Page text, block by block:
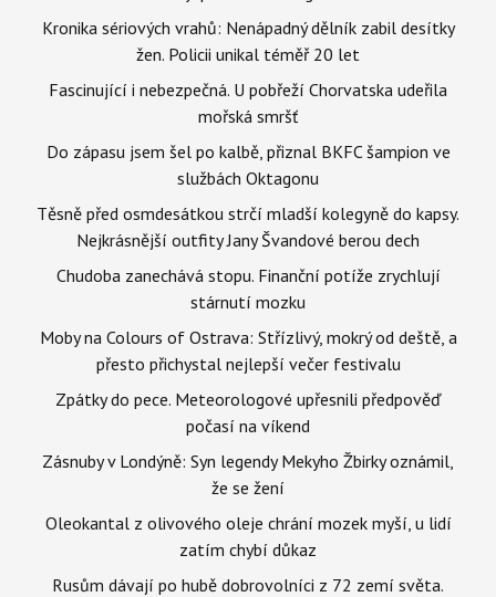
Kronika sériových vrahů: Nenápadný dělník zabil desítky
žen. Policii unikal téměř 20 let
Fascinující i nebezpečná. U pobřeží Chorvatska udeřila
mořská smršť
Do zápasu jsem šel po kalbě, přiznal BKFC šampion ve
službách Oktagonu
Těsně před osmdesátkou strčí mladší kolegyně do kapsy.
Nejkrásnější outfity Jany Švandové berou dech
Chudoba zanechává stopu. Finanční potíže zrychlují
stárnutí mozku
Moby na Colours of Ostrava: Střízlivý, mokrý od deště, a
přesto přichystal nejlepší večer festivalu
Zpátky do pece. Meteorologové upřesnili předpověď
počasí na víkend
Zásnuby v Londýně: Syn legendy Mekyho Žbirky oznámil,
že se žení
Oleokantal z olivového oleje chrání mozek myší, u lidí
zatím chybí důkaz
Rusům dávají po hubě dobrovolníci z 72 zemí světa.